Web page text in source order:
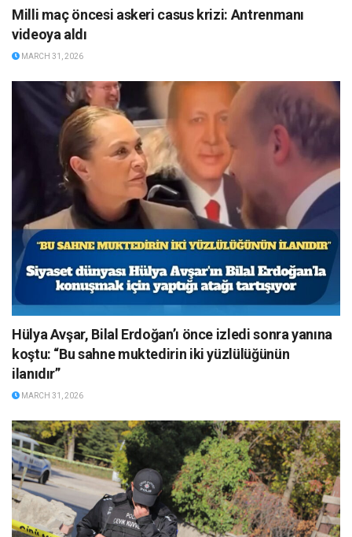
Milli maç öncesi askeri casus krizi: Antrenmanı
videoya aldı
MARCH 31, 2026
Hülya Avşar, Bilal Erdoğan’ı önce izledi sonra yanına
koştu: “Bu sahne muktedirin iki yüzlülüğünün
ilanıdır”
MARCH 31, 2026